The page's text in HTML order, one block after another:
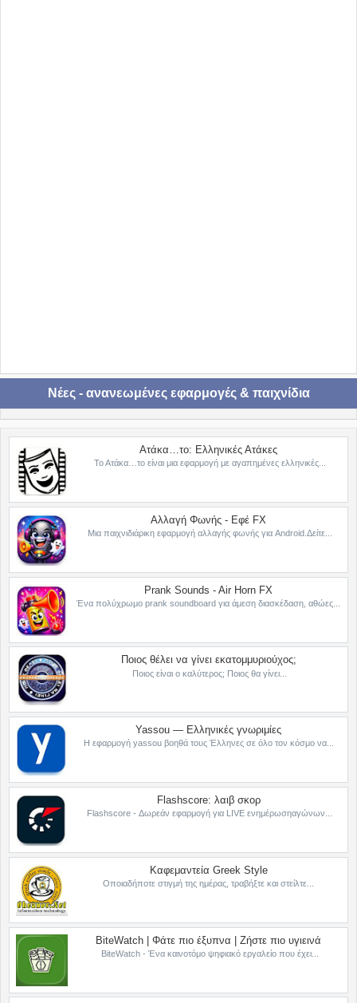
Νέες - ανανεωμένες εφαρμογές & παιχνίδια
Ατάκα…το: Ελληνικές Ατάκες
Το Ατάκα…το είναι μια εφαρμογή με αγαπημένες ελληνικές...
Αλλαγή Φωνής - Εφέ FX
Μια παιχνιδιάρικη εφαρμογή αλλαγής φωνής για Android.Δείτε...
Prank Sounds - Air Horn FX
Ένα πολύχρωμο prank soundboard για άμεση διασκέδαση, αθώες...
Ποιος θέλει να γίνει εκατομμυριούχος;
Ποιος είναι ο καλύτερος; Ποιος θα γίνει...
Yassou — Ελληνικές γνωριμίες
Η εφαρμογή yassou βοηθά τους Έλληνες σε όλο τον κόσμο να...
Flashscore: λαιβ σκορ
Flashscore - Δωρεάν εφαρμογή για LIVE ενημέρωσηαγώνων...
Καφεμαντεία Greek Style
Οποιαδήποτε στιγμή της ημέρας, τραβήξτε και στείλτε...
BiteWatch | Φάτε πιο έξυπνα | Ζήστε πιο υγιεινά
BiteWatch - Ένα καινοτόμο ψηφιακό εργαλείο που έχει...